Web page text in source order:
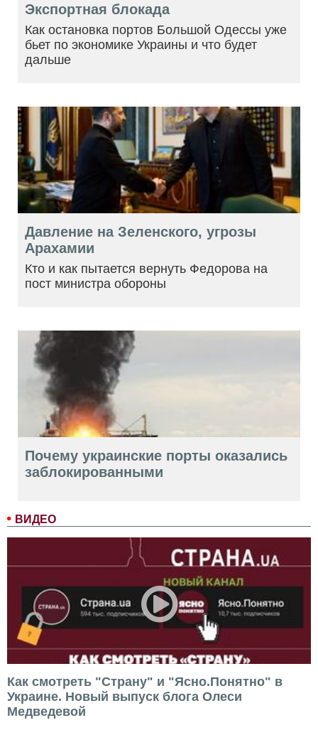
ВИДЕО
Как смотреть "Страну" и "Ясно.Понятно" в
Украине. Новый выпуск блога Олеси
Медведевой
Экспортная блокада
Как остановка портов Большой Одессы уже
бьет по экономике Украины и что будет
дальше
Давление на Зеленского, угрозы
Арахамии
Кто и как пытается вернуть Федорова на
пост министра обороны
Почему украинские порты оказались
заблокированными